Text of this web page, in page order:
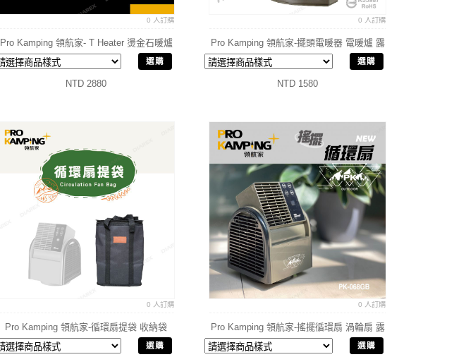
0 人訂購
Pro Kamping 領航家- T Heater 燙金石暖爐
瓦斯暖爐 卡式暖爐
選購
NTD 2880
0 人訂購
Pro Kamping 領航家-擺頭電暖器 電暖爐 露
營暖爐
選購
NTD 1580
0 人訂購
Pro Kamping 領航家-循環扇提袋 收納袋
選購
0 人訂購
Pro Kamping 領航家-搖擺循環扇 渦輪扇 露
營風扇
選購